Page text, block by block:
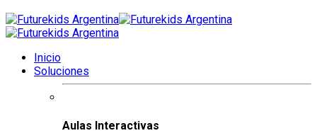
Inicio
Soluciones
Aulas Interactivas